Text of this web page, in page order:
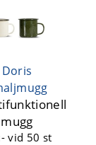
Doris
mugg
vid 50 st